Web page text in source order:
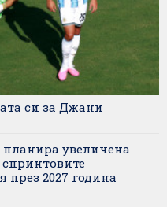
си за Джани
увеличена
през 2027 година